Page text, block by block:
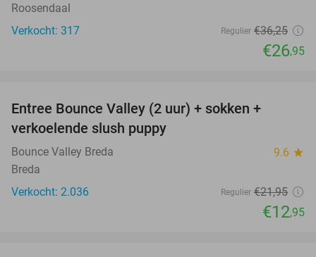
Roosendaal
Verkocht: 317
Regulier €36,25
€26,95
Entree Bounce Valley (2 uur) + sokken +
verkoelende slush puppy
Bounce Valley Breda 9.6 star
Breda
Verkocht: 2.036
Regulier €21,95
€12,95